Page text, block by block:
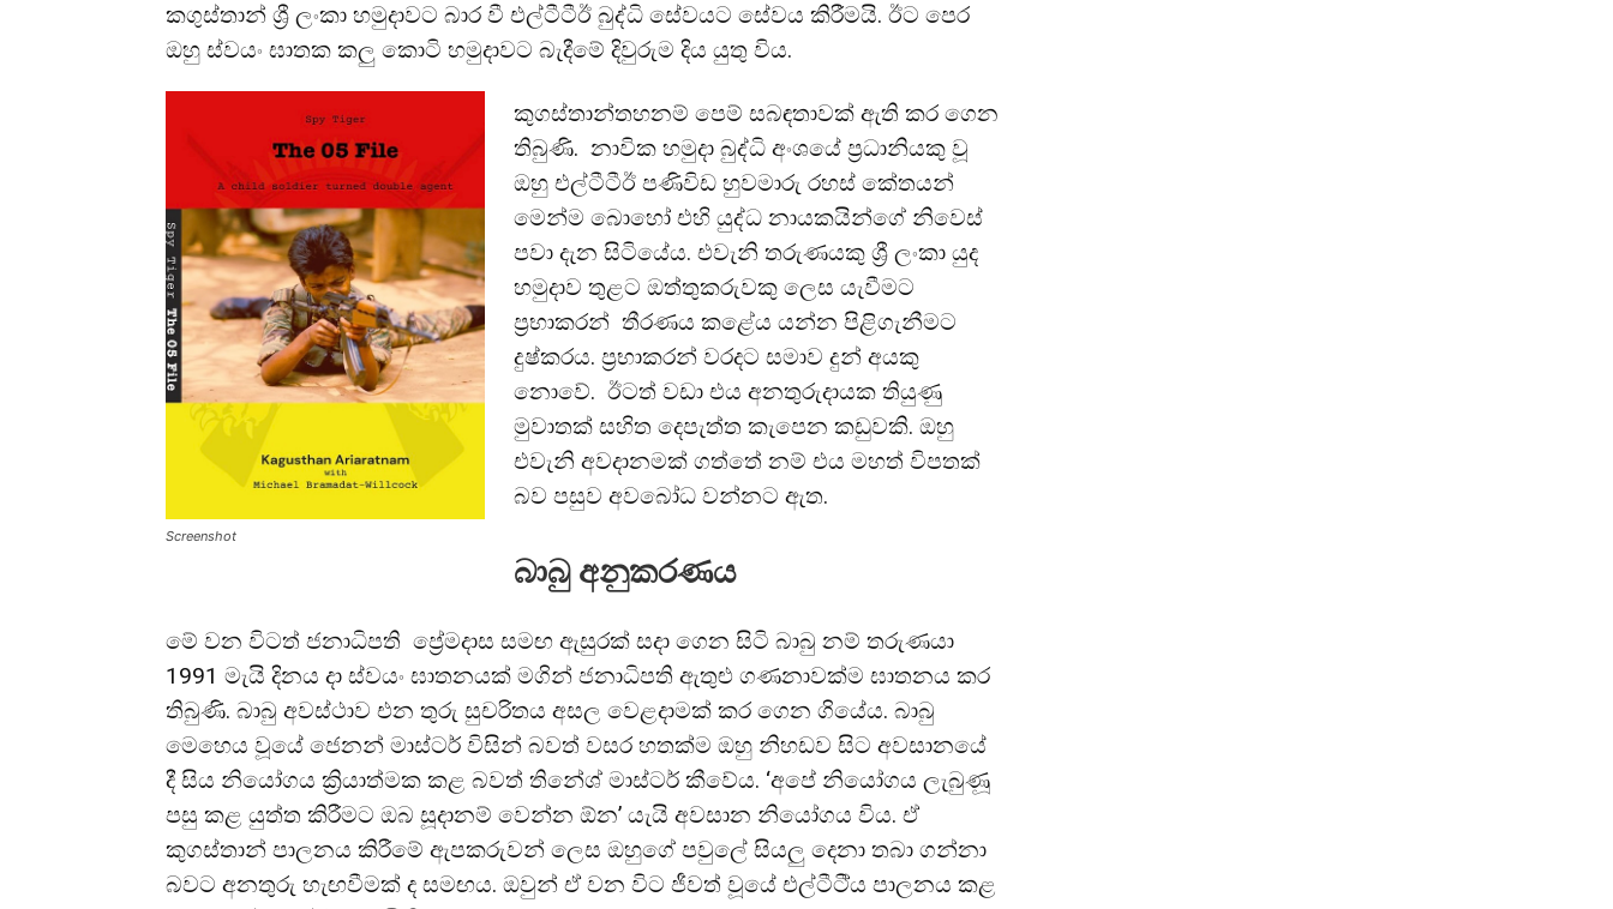
කගුස්තාන් ශ්‍රී ලංකා හමුදාවට බාර වී එල්ටීටීඊ බුද්ධි සේවයට සේවය කිරීමයි. ඊට පෙර
ඔහු ස්වයං ඝාතක කලු කොටි හමුදාවට බැදීමේ දිවුරුම දිය යුතු විය.
Screenshot
කුගස්තාන්තහනම් පෙම් සබඳතාවක් ඇති කර ගෙන
තිබුණි. නාවික හමුදා බුද්ධි අංශයේ ප්‍රධානියකු වූ
ඔහු එල්ටීටීඊ පණිවිඩ හුවමාරු රහස් කේතයන්
මෙන්ම බොහෝ එහි යුද්ධ නායකයින්ගේ නිවෙස්
පවා දැන සිටියේය. එවැනි තරුණයකු ශ්‍රී ලංකා යුද
හමුදාව තුළට ඔත්තුකරුවකු ලෙස යැවීමට
ප්‍රභාකරන් තීරණය කළේය යන්න පිළිගැනීමට
දුෂ්කරය. ප්‍රභාකරන් වරදට සමාව දුන් අයකු
නොවේ. ඊටත් වඩා එය අනතුරුදායක තියුණු
මුවාතක් සහිත දෙපැත්ත කැපෙන කඩුවකි. ඔහු
එවැනි අවදානමක් ගත්තේ නම් එය මහත් විපතක්
බව පසුව අවබෝධ වන්නට ඇත.
බාබු අනුකරණය
මේ වන විටත් ජනාධිපති ප්‍රේමදාස සමඟ ඇසුරක් සදා ගෙන සිටි බාබු නම් තරුණයා
1991 මැයි දිනය දා ස්වයං ඝාතනයක් මගින් ජනාධිපති ඇතුළු ගණනාවක්ම ඝාතනය කර
තිබුණි. බාබු අවස්ථාව එන තුරු සුචරිතය අසල වෙළදාමක් කර ගෙන ගියේය. බාබු
මෙහෙය වූයේ ජෙනන් මාස්ටර් විසින් බවත් වසර හතක්ම ඔහු නිහඩව සිට අවසානයේ
දී සිය නියෝගය ක්‍රියාත්මක කළ බවත් තිනේශ් මාස්ටර් කීවේය. ‘අපේ නියෝගය ලැබුණූ
පසු කළ යුත්ත කිරීමට ඔබ සූදානම් වෙන්න ඕන’ යැයි අවසාන නියෝගය විය. ඒ
කුගස්තාන් පාලනය කිරීමේ ඇපකරුවන් ලෙස ඔහුගේ පවුලේ සියලු දෙනා තබා ගන්නා
බවට අනතුරු හැඟවීමක් ද සමඟය. ඔවුන් ඒ වන විට ජීවත් වූයේ එල්ටීටී්‍ය පාලනය කළ